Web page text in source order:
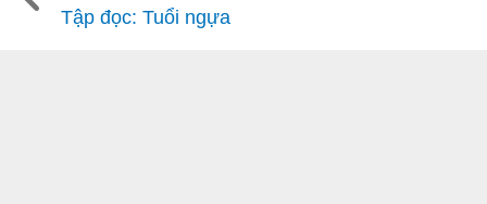
Tập đọc: Tuổi ngựa